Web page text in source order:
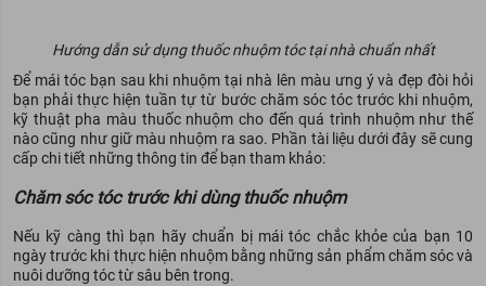
Hướng dẫn sử dụng thuốc nhuộm tóc tại nhà chuẩn nhất
Để mái tóc bạn sau khi nhuộm tại nhà lên màu ưng ý và đẹp đòi hỏi
bạn phải thực hiện tuần tự từ bước chăm sóc tóc trước khi nhuộm,
kỹ thuật pha màu thuốc nhuộm cho đến quá trình nhuộm như thế
nào cũng như giữ màu nhuộm ra sao. Phần tài liệu dưới đây sẽ cung
cấp chi tiết những thông tin để bạn tham khảo:
Chăm sóc tóc trước khi dùng thuốc nhuộm
Nếu kỹ càng thì bạn hãy chuẩn bị mái tóc chắc khỏe của bạn 10
ngày trước khi thực hiện nhuộm bằng những sản phẩm chăm sóc và
nuôi dưỡng tóc từ sâu bên trong.